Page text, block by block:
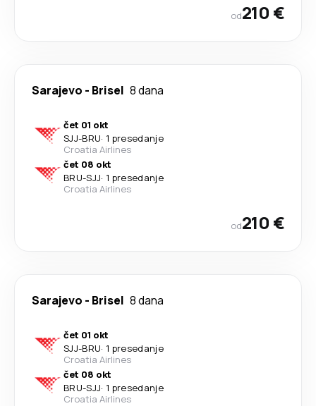
od210 €
Sarajevo - Brisel 8 dana
čet 01 okt
SJJ-BRU· 1 presedanje
Croatia Airlines
čet 08 okt
BRU-SJJ· 1 presedanje
Croatia Airlines
od210 €
Sarajevo - Brisel 8 dana
čet 01 okt
SJJ-BRU· 1 presedanje
Croatia Airlines
čet 08 okt
BRU-SJJ· 1 presedanje
Croatia Airlines